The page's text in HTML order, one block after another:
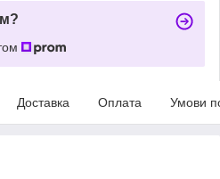
Доставка Оплата Умови